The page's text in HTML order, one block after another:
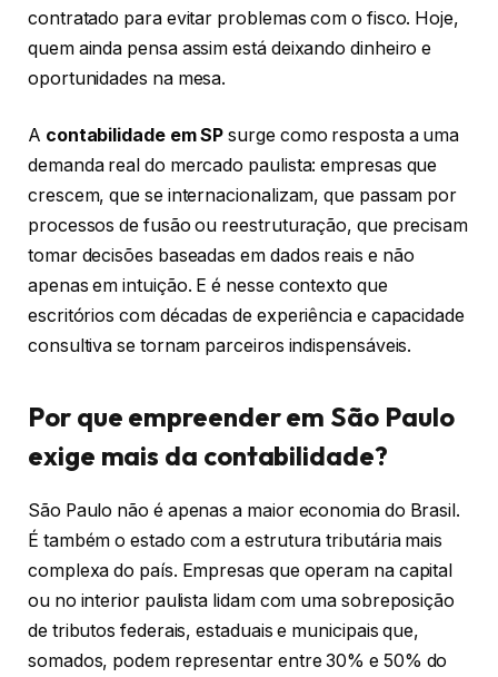
contratado para evitar problemas com o fisco. Hoje,
quem ainda pensa assim está deixando dinheiro e
oportunidades na mesa.
A contabilidade em SPsurge como resposta a uma
demanda real do mercado paulista: empresas que
crescem, que se internacionalizam, que passam por
processos de fusão ou reestruturação, que precisam
tomar decisões baseadas em dados reais e não
apenas em intuição. E é nesse contexto que
escritórios com décadas de experiência e capacidade
consultiva se tornam parceiros indispensáveis.
Por que empreender em São Paulo
exige mais da contabilidade?
São Paulo não é apenas a maior economia do Brasil.
É também o estado com a estrutura tributária mais
complexa do país. Empresas que operam na capital
ou no interior paulista lidam com uma sobreposição
de tributos federais, estaduais e municipais que,
somados, podem representar entre 30% e 50% do